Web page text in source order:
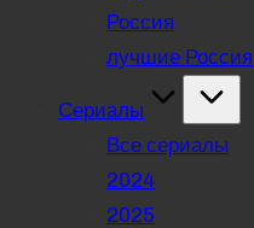
Россия
лучшие Россия
Сериалы
Все сериалы
2024
2025